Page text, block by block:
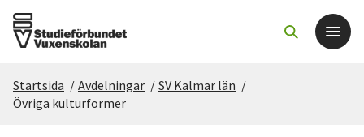
Det här gör vi
Startsida / Avdelningar / SV Kalmar län /
Övriga kulturformer